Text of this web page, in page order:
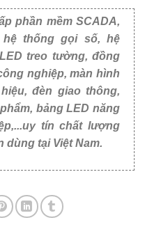
phần mềm SCADA,
hệ thống gọi số, hệ
treo tường, đồng
nghiệp, màn hình
đèn giao thông,
bảng LED năng
tín chất lượng
tại Việt Nam.